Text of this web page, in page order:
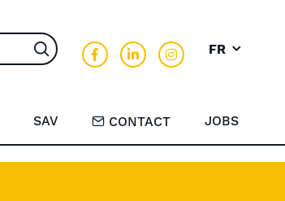
Rechercher FR
SAV CONTACT JOBS